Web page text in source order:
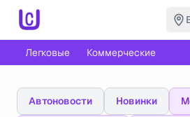
Легковые Коммерческие
Автоновости Новинки